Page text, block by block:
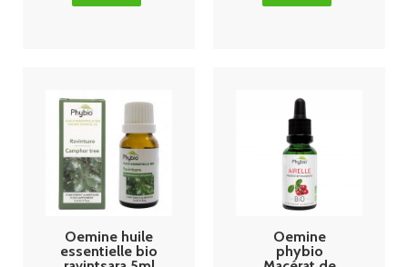
Oemine huile
essentielle bio
Oemine
phybio